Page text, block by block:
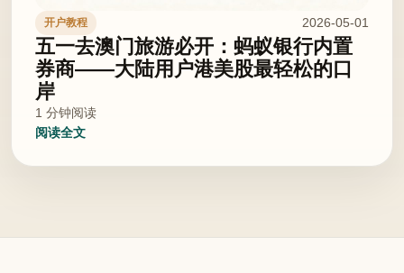
开户教程 2026-05-01
五一去澳门旅游必开：蚂蚁银行内置
券商——大陆用户港美股最轻松的口
岸
1 分钟阅读
阅读全文